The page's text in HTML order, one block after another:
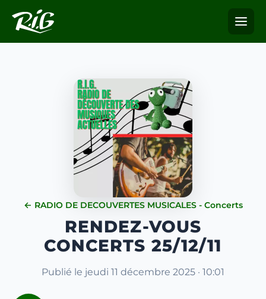
← RADIO DE DECOUVERTES MUSICALES - Concerts
RENDEZ-VOUS
CONCERTS 25/12/11
Publié le jeudi 11 décembre 2025 · 10:01